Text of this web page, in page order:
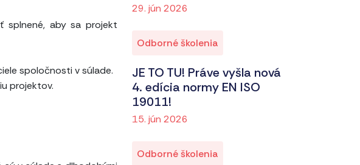
splnené, aby sa projekt
spoločnosti v súlade.
projektov.
29. jún 2026
Odborné školenia
JE TO TU! Práve vyšla nová
4. edícia normy EN ISO
19011!
15. jún 2026
Odborné školenia